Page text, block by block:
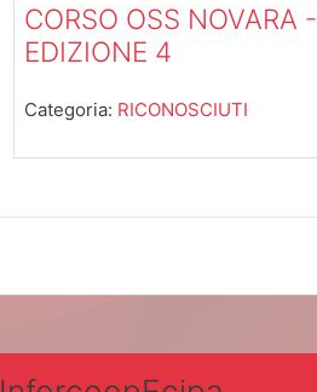
CORSO OSS NOVARA -
EDIZIONE 4
Categoria: RICONOSCIUTI